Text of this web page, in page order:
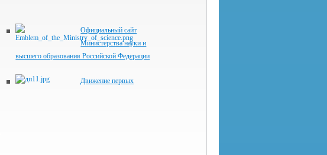
Официальный сайт
Министерства науки и
высшего образования Российской Федерации
Движение первых